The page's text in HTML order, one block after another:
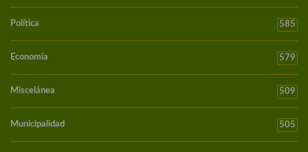
Política 585
Economía 579
Miscelánea 509
Municipalidad 505